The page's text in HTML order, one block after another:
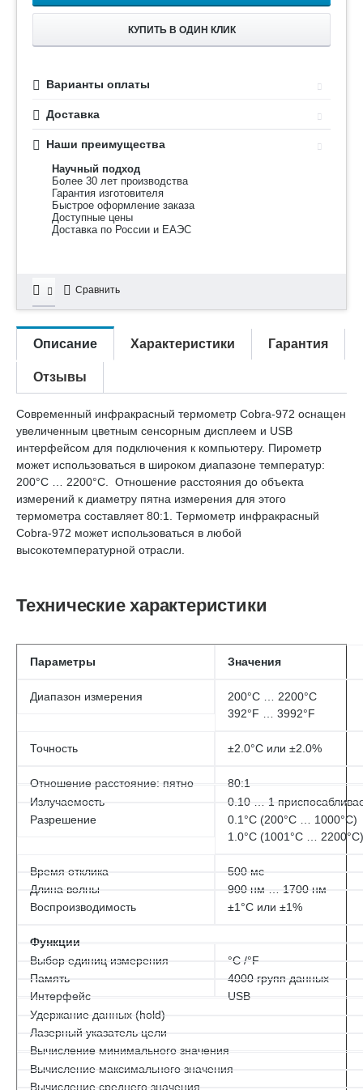
КУПИТЬ В ОДИН КЛИК
Варианты оплаты
Доставка
Наши преимущества
Научный подход
Более 30 лет производства
Гарантия изготовителя
Быстрое оформление заказа
Доступные цены
Доставка по России и ЕАЭС
Сравнить
Описание Характеристики Гарантия
Отзывы
Современный инфракрасный термометр Cobra-972 оснащен
увеличенным цветным сенсорным дисплеем и USB
интерфейсом для подключения к компьютеру. Пирометр
может использоваться в широком диапазоне температур:
200°С … 2200°С. Отношение расстояния до объекта
измерений к диаметру пятна измерения для этого
термометра составляет 80:1. Термометр инфракрасный
Cobra-972 может использоваться в любой
высокотемпературной отрасли.
Технические характеристики
Параметры Значения
Диапазон измерения
200°С … 2200°С
392°F … 3992°F
Точность ±2.0°С или ±2.0%
Отношение расстояние: пятно
80:1
Излучаемость
0.10 … 1
Разрешение
0.1°С (200°С … 1000°С)
1.0°С (1001°С … 2200°С)
Время отклика
500 мс
Длина волны
900 нм … 1700 нм
Воспроизводимость
±1°С или ±1%
Функции
Выбор единиц измерения
°С /°F
Память
4000 групп данных
Интерфейс
USB
Удержание данных (hold)
Лазерный указатель цели
Вычисление минимального значения
Вычисление максимального значения
Вычисление среднего значения